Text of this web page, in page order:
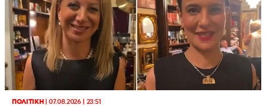
ΠΟΛΙΤΙΚΗ|07.08.2026 | 23:51